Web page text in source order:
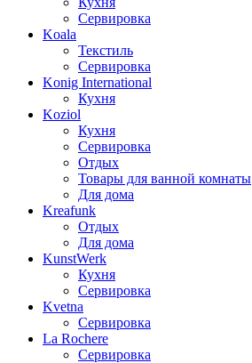
Сервировка
Koala
Текстиль
Сервировка
Konig International
Кухня
Koziol
Кухня
Сервировка
Отдых
Товары для ванной комнаты
Для дома
Kreafunk
Отдых
Для дома
KunstWerk
Кухня
Сервировка
Kvetna
Сервировка
La Rochere
Сервировка